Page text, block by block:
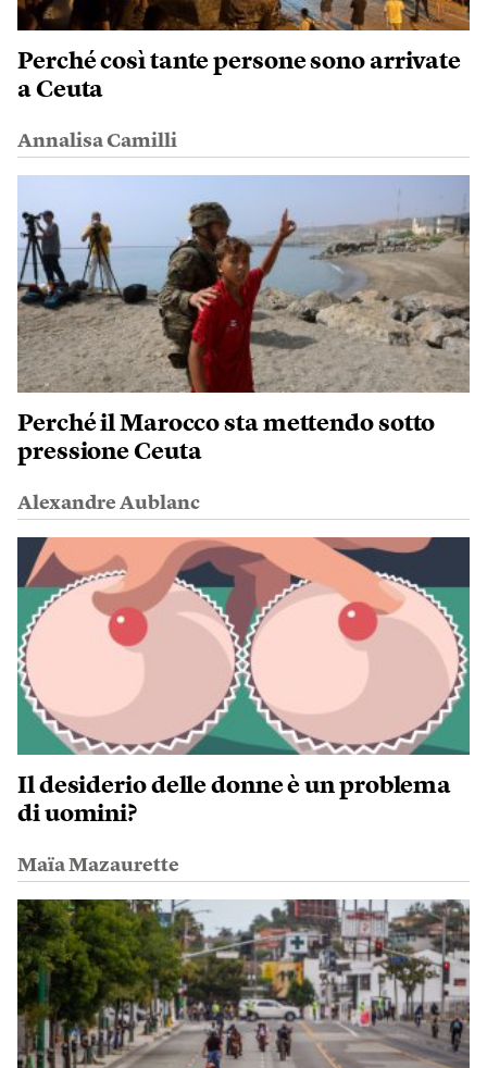
Perché così tante persone sono arrivate
a Ceuta
Annalisa Camilli
Perché il Marocco sta mettendo sotto
pressione Ceuta
Alexandre Aublanc
Il desiderio delle donne è un problema
di uomini?
Maïa Mazaurette